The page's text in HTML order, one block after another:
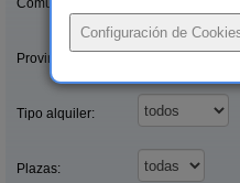
Comunidades:
Provincias/Islas:
Tipo alquiler:
Plazas: